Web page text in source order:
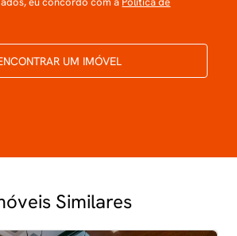
UM IMÓVEL
Similares